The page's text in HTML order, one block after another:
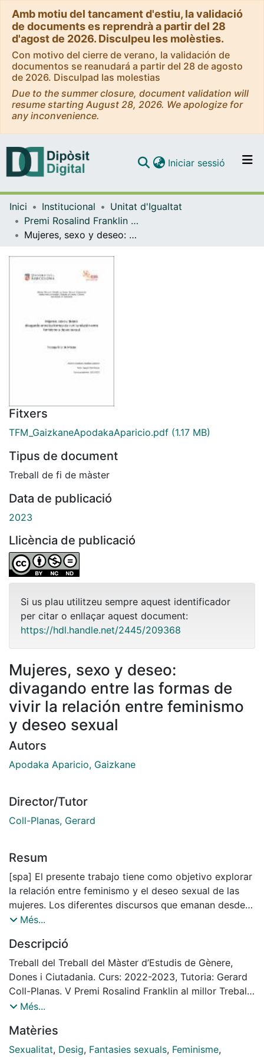
Amb motiu del tancament d'estiu, la validació
de documents es reprendrà a partir del 28
d'agost de 2026. Disculpeu les molèsties.
Con motivo del cierre de verano, la validación de
documentos se reanudará a partir del 28 de agosto
de 2026. Disculpad las molestias
Due to the summer closure, document validation will
resume starting August 28, 2026. We apologize for
any inconvenience.
Navega per tot el DD
Iniciar sessió (current)
Inici Institucional
Unitat d'Igualtat
Premi Rosalind Franklin al millor Treball Final de Màster amb perspectiva de gènere
Mujeres, sexo y deseo: divagando entre las formas de vivir la relación entre feminismo y deseo sexual
Fitxers
TFM_GaizkaneApodakaAparicio.pdf (1.17 MB)
Tipus de document
Treball de fi de màster
Data de publicació
2023
Llicència de publicació
Si us plau utilitzeu sempre aquest identificador
per citar o enllaçar aquest document:
https://hdl.handle.net/2445/209368
Mujeres, sexo y deseo:
divagando entre las formas de
vivir la relación entre feminismo
y deseo sexual
Autors
Apodaka Aparicio, Gaizkane
Director/Tutor
Coll-Planas, Gerard
Resum
[spa] El presente trabajo tiene como objetivo explorar
la relación entre feminismo y el deseo sexual de las
mujeres. Los diferentes discursos que emanan desde
los feminismos calan configurando formas de
mujeres que a menudo pueden generar
contradicciones dada la falta de alineación con las
convicciones políticas. Así, mediante un total de cinco
entrevistas a mujeres, pretendemos investigar sobre
las tensiones que presentan las fantasías políticamente
sexualidad dentro del movimiento feminista.
[cat] El present treball té com a objectiu explorar la
Més...
Descripció
Treball del Treball del Màster d’Estudis de Gènere,
Dones i Ciutadania. Curs: 2022-2023, Tutoria: Gerard
Coll-Planas. V Premi Rosalind Franklin al millor Treball
Final de Màster amb perspectiva de gènere de la
honorífica.
Més...
Matèries
Sexualitat, Desig, Fantasies sexuals, Feminisme,